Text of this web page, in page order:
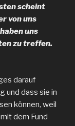
scheint
von uns
uns
zu treffen.
darauf
und dass sie in
können, weil
dem Fund